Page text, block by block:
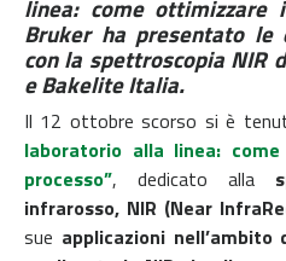
linea: come ottimizzare
Bruker ha presentato le
con la spettroscopia NIR
e Bakelite Italia.
Il 12 ottobre scorso si è
laboratorio alla linea:
processo”, dedicato alla
infrarosso, NIR (Near
sue applicazioni nell’ambito